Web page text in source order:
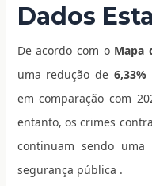
Dados
De acordo com o Mapa
uma redução de
em comparação com
entanto, os crimes
continuam sendo uma
segurança pública .